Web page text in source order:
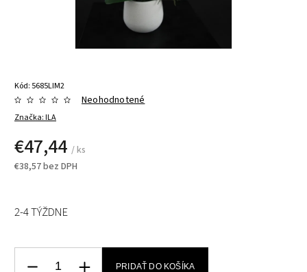
Kód: 5685LIM2
Značka:ILA
Neohodnotené
€47,44 / ks
€38,57 bez DPH
2-4 TÝŽDNE
PRIDAŤ DO KOŠÍKA